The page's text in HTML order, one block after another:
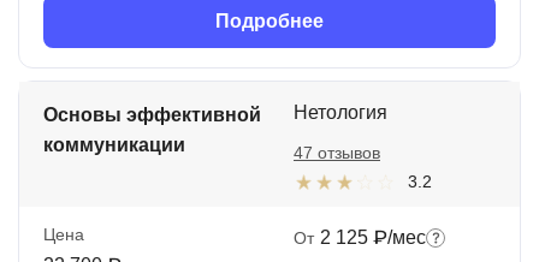
Подробнее
Основы эффективной
коммуникации
Нетология
3.2
47 отзывов
Цена От 2 125 ₽/мес